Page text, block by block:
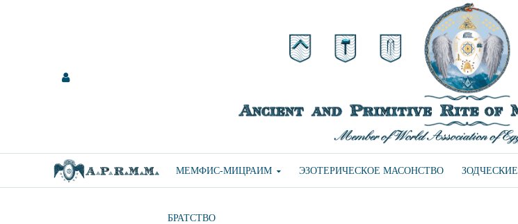
МЕМФИС-МИЦРАИМ ЭЗОТЕРИЧЕСКОЕ МАСОНСТВО ЗОДЧЕСКИЕ
БРАТСТВО